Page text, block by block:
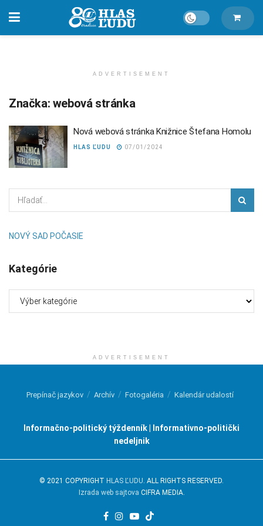
ADVERTISEMENT
Značka: webová stránka
Nová webová stránka Knižnice Štefana Homolu
HLAS ĽUDU 07/01/2024
NOVÝ SAD POČASIE
Kategórie
ADVERTISEMENT
Prepínač jazykov Archív Fotogaléria Kalendár udalostí
Informačno-politický týždenník | Informativno-politički
nedeljnik
© 2021 COPYRIGHT HLAS ĽUDU . ALL RIGHTS RESERVED.
Izrada web sajtova CIFRA MEDIA.